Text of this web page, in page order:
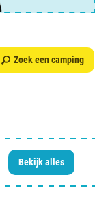
Zoek een camping
Bekijk alles